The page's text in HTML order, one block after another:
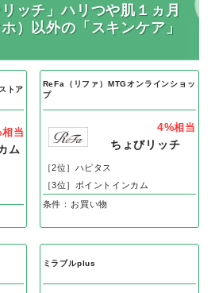
ッチ」ハリつや肌１ヵ月
）以外の「スキンケア」
トア
相当
ム
ReFa（リファ）MTGオンラインショッ
プ
4%相当
ちょびリッチ
［2位］ハピタス
［3位］ポイントインカム
条件：お買い物
ミラブルplus